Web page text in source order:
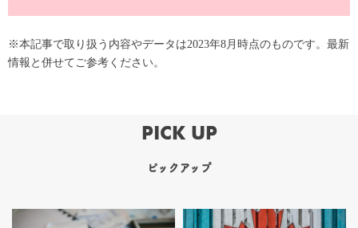
※本記事で取り扱う内容やデータは2023年8月時点のものです。最新
情報と併せてご参考ください。
PICK UP
ピックアップ